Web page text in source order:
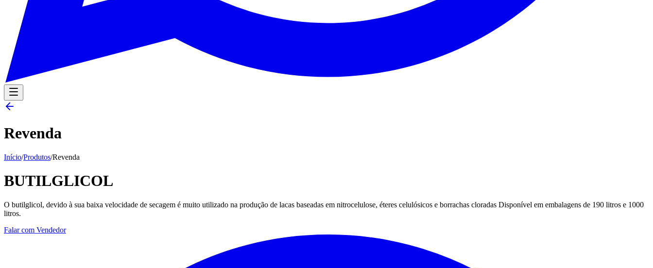
Revenda
Início/Produtos/Revenda
BUTILGLICOL
O butilglicol, devido à sua baixa velocidade de secagem é muito utilizado na produção de lacas baseadas em nitrocelulose, éteres celulósicos e borrachas cloradas Disponível em embalagens de 190 litros e 1000
litros.
Falar com Vendedor